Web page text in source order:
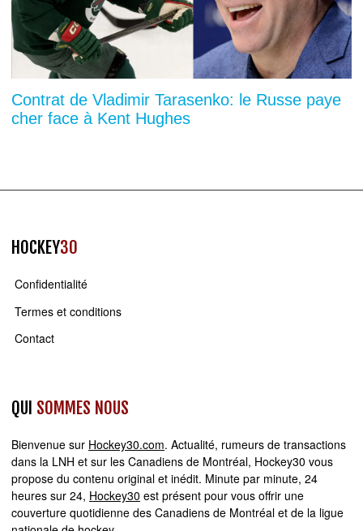
Contrat de Vladimir Tarasenko: le Russe paye
cher face à Kent Hughes
HOCKEY30
Confidentialité
Termes et conditions
Contact
QUI SOMMES NOUS
Bienvenue sur Hockey30.com. Actualité, rumeurs de transactions
dans la LNH et sur les Canadiens de Montréal, Hockey30 vous
propose du contenu original et inédit. Minute par minute, 24
heures sur 24, Hockey30 est présent pour vous offrir une
couverture quotidienne des Canadiens de Montréal et de la ligue